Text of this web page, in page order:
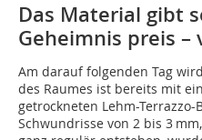
Das Material gibt
Geheimnis preis –
Am darauf folgenden Tag
des Raumes ist bereits mit
getrockneten Lehm-
Schwundrisse von 2 bis 3